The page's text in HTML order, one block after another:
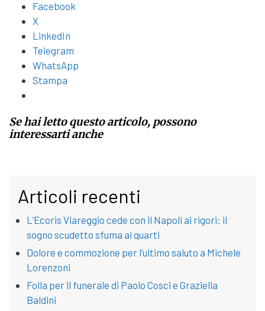
Facebook
X
LinkedIn
Telegram
WhatsApp
Stampa
Se hai letto questo articolo, possono
interessarti anche
Articoli recenti
L’Ecoris Viareggio cede con il Napoli ai rigori: il
sogno scudetto sfuma ai quarti
Dolore e commozione per l’ultimo saluto a Michele
Lorenzoni
Folla per il funerale di Paolo Cosci e Graziella
Baldini